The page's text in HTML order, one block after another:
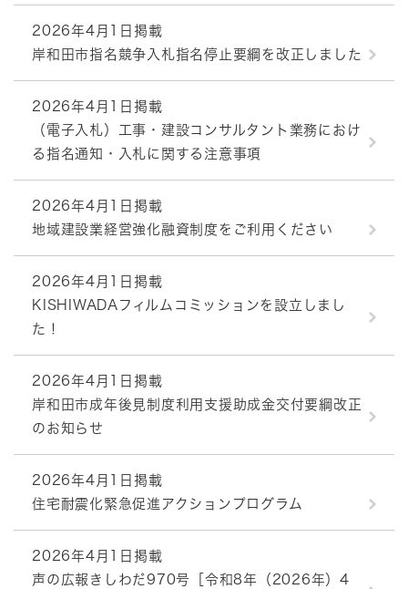
2026年4月1日掲載
岸和田市指名競争入札指名停止要綱を改正しました
2026年4月1日掲載
（電子入札）工事・建設コンサルタント業務におけ
る指名通知・入札に関する注意事項
2026年4月1日掲載
地域建設業経営強化融資制度をご利用ください
2026年4月1日掲載
KISHIWADAフィルムコミッションを設立しまし
た！
2026年4月1日掲載
岸和田市成年後見制度利用支援助成金交付要綱改正
のお知らせ
2026年4月1日掲載
住宅耐震化緊急促進アクションプログラム
2026年4月1日掲載
声の広報きしわだ970号［令和8年（2026年）4